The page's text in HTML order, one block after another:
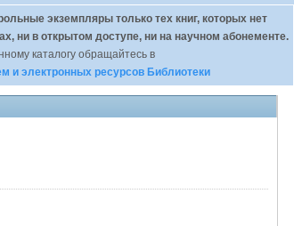
экземпляры только тех книг, которых нет
ни в открытом доступе, ни на научном абонементе.
каталогу обращайтесь в
и электронных ресурсов Библиотеки